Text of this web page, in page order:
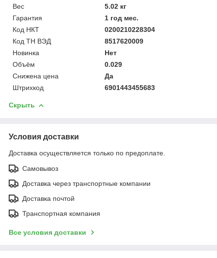
Вес
5.02 кг
Гарантия
1 год мес.
Код НКТ
0200210228304
Код ТН ВЭД
8517620009
Новинка
Нет
Объём
0.029
Снижена цена
Да
Штрихкод
6901443455683
Скрыть
Условия доставки
Доставка осуществляется только по предоплате.
Самовывоз
Доставка через транспортные компании
Доставка почтой
Транспортная компания
Все условия доставки